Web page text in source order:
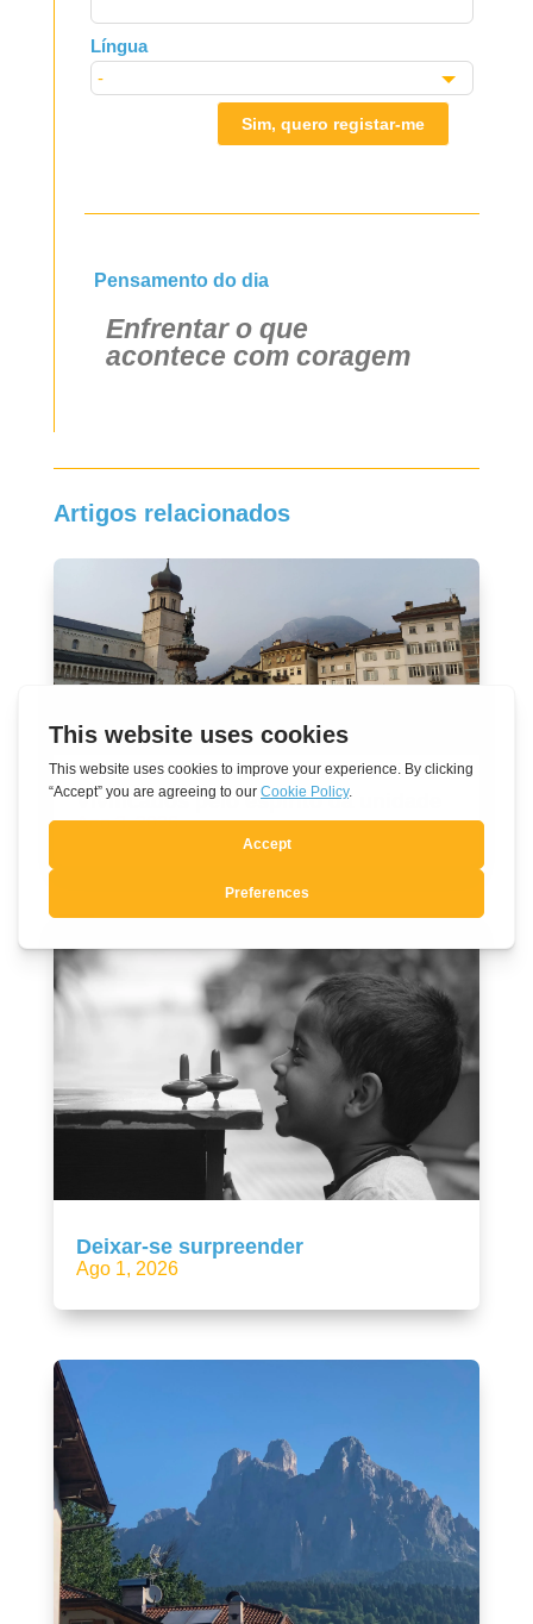
Língua
Sim, quero registar-me
Pensamento do dia
Enfrentar o que
acontece com coragem
Artigos relacionados
Vivificados pelo espírito da unidade
Ago 3, 2026
Deixar-se surpreender
Ago 1, 2026